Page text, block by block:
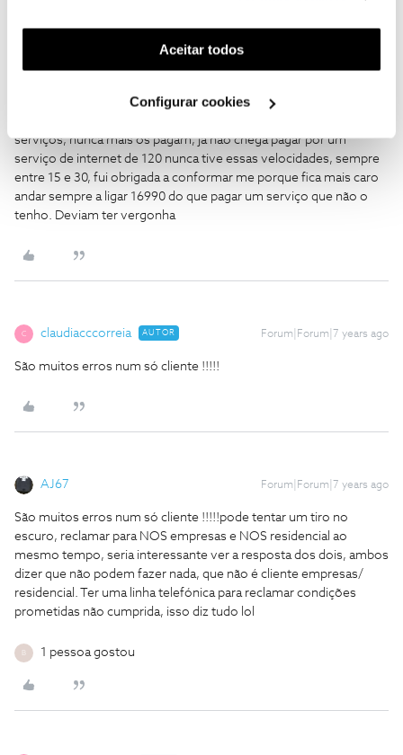
funcionalidade) e adaptar anúncios aos seus interesses
(cookies de publicidade personalizada). Pode gerir a
utilização dos cookies clicando em "Configurar
Aceitar todos
Configurar cookies
PC, portanto, não é defeito de navegadores nem do computador.
Tudo será reportado a ANACOM, encontro me neste momento a
utilizo regularmente internet para fins de trabalho, foram
serviços, nunca mais os pagam, já não chega pagar por um
serviço de internet de 120 nunca tive essas velocidades, sempre
entre 15 e 30, fui obrigada a conformar me porque fica mais caro
andar sempre a ligar 16990 do que pagar um serviço que não o
tenho. Deviam ter vergonha
C claudiacccorreia AUTOR Forum|Forum|7 years ago
São muitos erros num só cliente !!!!!
AJ67 Forum|Forum|7 years ago
São muitos erros num só cliente !!!!!pode tentar um tiro no
escuro, reclamar para NOS empresas e NOS residencial ao
mesmo tempo, seria interessante ver a resposta dos dois, ambos
dizer que não podem fazer nada, que não é cliente empresas/
residencial. Ter uma linha telefónica para reclamar condições
prometidas não cumprida, isso diz tudo lol
1 pessoa gostou